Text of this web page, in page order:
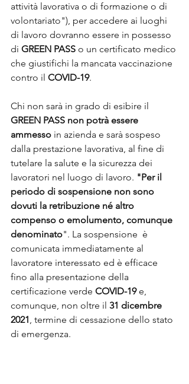
attività lavorativa o di formazione o di
volontariato"), per accedere ai luoghi
di lavoro dovranno essere in possesso
di GREEN PASS o un certificato medico
che giustifichi la mancata vaccinazione
contro il COVID-19.
Chi non sarà in grado di esibire il
GREEN PASS non potrà essere
ammesso in azienda e sarà sospeso
dalla prestazione lavorativa, al fine di
tutelare la salute e la sicurezza dei
lavoratori nel luogo di lavoro. "Per il
periodo di sospensione non sono
dovuti la retribuzione né altro
compenso o emolumento, comunque
denominato". La sospensione  è
comunicata immediatamente al
lavoratore interessato ed è efficace
fino alla presentazione della
certificazione verde COVID-19 e,
comunque, non oltre il 31 dicembre
2021, termine di cessazione dello stato
di emergenza.